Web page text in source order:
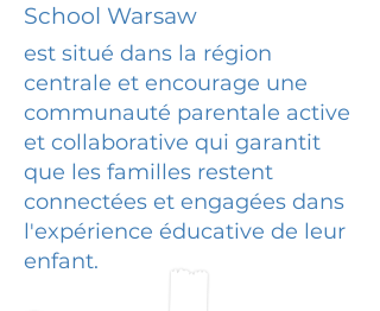
School Warsaw
est situé dans la région
centrale et encourage une
communauté parentale active
et collaborative qui garantit
que les familles restent
connectées et engagées dans
l'expérience éducative de leur
enfant.